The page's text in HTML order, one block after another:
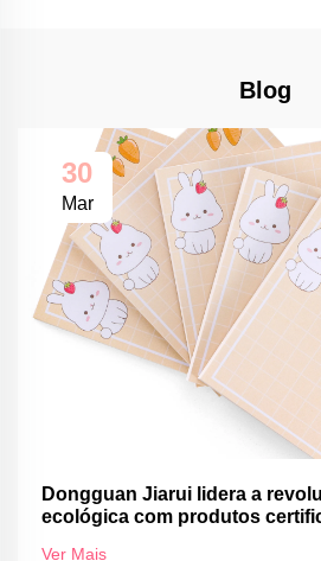
Blog
30
Mar
Dongguan Jiarui lidera a
ecológica com produtos
Ver Mais